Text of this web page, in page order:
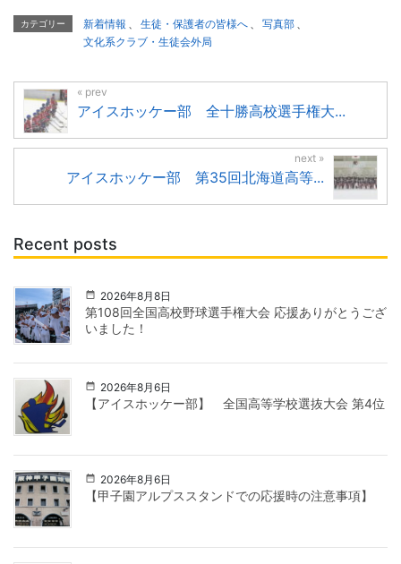
カテゴリー 新着情報 、 生徒・保護者の皆様へ 、 写真部 、
文化系クラブ・生徒会外局
アイスホッケー部 全十勝高校選手権大...
アイスホッケー部 第35回北海道高等...
Recent posts
2026年8月8日
第108回全国高校野球選手権大会 応援ありがとうござ
いました！
2026年8月6日
【アイスホッケー部】 全国高等学校選抜大会 第4位
2026年8月6日
【甲子園アルプススタンドでの応援時の注意事項】